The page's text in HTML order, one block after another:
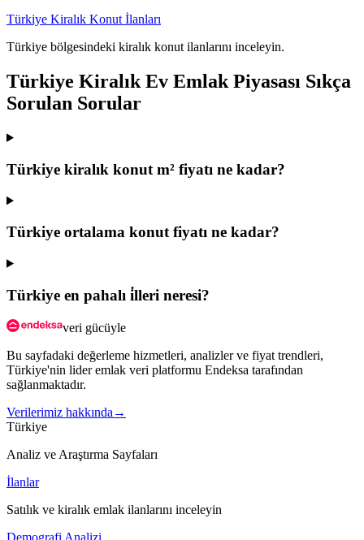
Türkiye Kiralık Konut İlanları
Türkiye bölgesindeki kiralık konut ilanlarını inceleyin.
Türkiye Kiralık Ev Emlak Piyasası Sıkça
Sorulan Sorular
Türkiye kiralık konut m² fiyatı ne kadar?
Türkiye ortalama konut fiyatı ne kadar?
Türkiye en pahalı i̇lleri neresi?
veri gücüyle
Bu sayfadaki değerleme hizmetleri, analizler ve fiyat trendleri,
Türkiye'nin lider emlak veri platformu Endeksa tarafından
sağlanmaktadır.
Verilerimiz hakkında →
Türkiye
Analiz ve Araştırma Sayfaları
İlanlar
Satılık ve kiralık emlak ilanlarını inceleyin